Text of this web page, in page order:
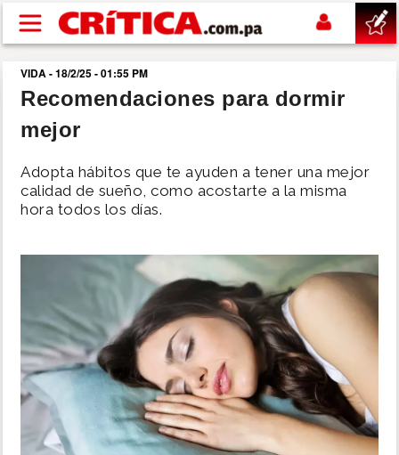
Pasar al contenido principal
buscar
SUCESOS
NACIONAL
DEPORTES
MUNDO
INSÓLITAS
VIDA - 18/2/25 - 01:55 PM
Recomendaciones para dormir
mejor
Adopta hábitos que te ayuden a tener una mejor
calidad de sueño, como acostarte a la misma
hora todos los días.